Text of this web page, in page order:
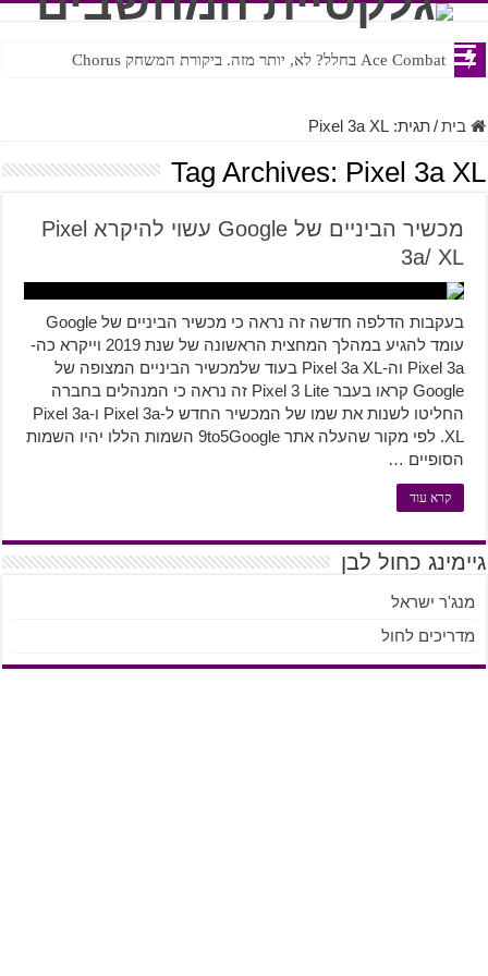
Ace Combat בחלל? לא, יותר מזה. ביקורת המשחק Chorus
Steven Universe והשירים שתורגמו בצורה נוראית לעברית
בית/תגית:Pixel 3a XL
Tag Archives: Pixel 3a XL
מכשיר הביניים של Google עשוי להיקרא Pixel
3a/ XL
בעקבות הדלפה חדשה זה נראה כי מכשיר הביניים של Google
עומד להגיע במהלך המחצית הראשונה של שנת 2019 וייקרא כה-
Pixel 3a וה-Pixel 3a XL בעוד שלמכשיר הביניים המצופה של
Google קראו בעבר Pixel 3 Lite זה נראה כי המנהלים בחברה
החליטו לשנות את שמו של המכשיר החדש ל-Pixel 3a ו-Pixel 3a
XL. לפי מקור שהעלה אתר 9to5Google השמות הללו יהיו השמות
הסופיים …
קרא עוד
גיימינג כחול לבן
מנג'ר ישראל
מדריכים לחול